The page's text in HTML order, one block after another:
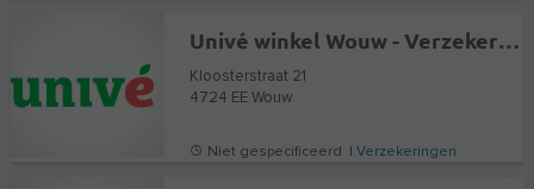
Univé winkel Wouw - Verzekeringen en Hypotheekadvies
Kloosterstraat 21
4724 EE Wouw
Niet gespecificeerd |Verzekeringen